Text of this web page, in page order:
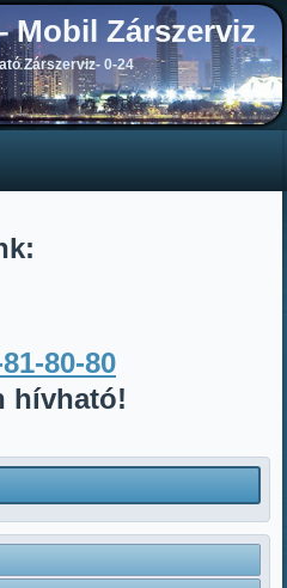
Mobil Zárszerviz
Zárszerviz- 0-24
80-80
hívható!